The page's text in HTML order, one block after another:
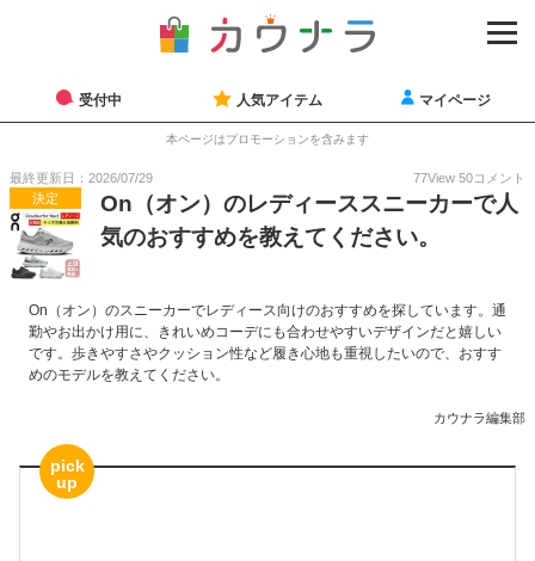
受付中 人気アイテム マイページ
本ページはプロモーションを含みます
最終更新日：2026/07/29 77View 50コメント
決定
On（オン）のレディーススニーカーで人
気のおすすめを教えてください。
On（オン）のスニーカーでレディース向けのおすすめを探しています。通
勤やお出かけ用に、きれいめコーデにも合わせやすいデザインだと嬉しい
です。歩きやすさやクッション性など履き心地も重視したいので、おすす
めのモデルを教えてください。
カウナラ編集部
pick
up